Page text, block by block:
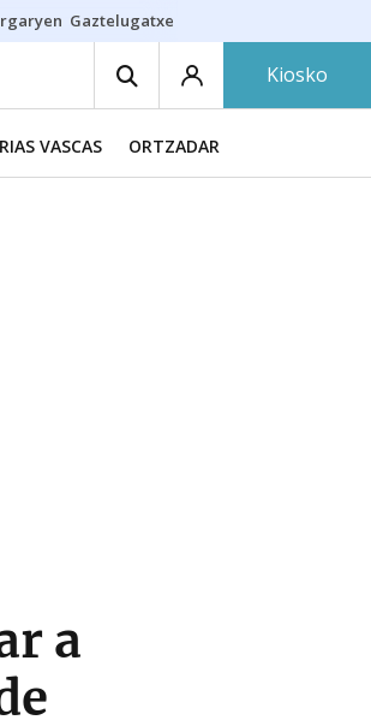
Gaztelugatxe
Kiosko
VASCAS ORTZADAR
a